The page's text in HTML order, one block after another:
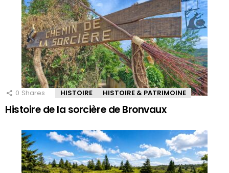
0 Shares HISTOIRE HISTOIRE & PATRIMOINE
Histoire de la sorcière de Bronvaux